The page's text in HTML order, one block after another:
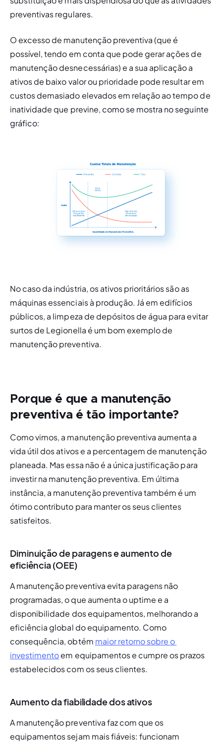
preventivas regulares.
O excesso de manutenção preventiva (que é
possível, tendo em conta que pode gerar ações de
manutenção desnecessárias) e a sua aplicação a
ativos de baixo valor ou prioridade pode resultar em
custos demasiado elevados em relação ao tempo de
inatividade que previne, como se mostra no seguinte
gráfico:
No caso da indústria, os ativos prioritários são as
máquinas essenciais à produção. Já em edifícios
públicos, a limpeza de depósitos de água para evitar
surtos de Legionella é um bom exemplo de
manutenção preventiva.
Porque é que a manutenção
preventiva é tão importante?
Como vimos, a manutenção preventiva aumenta a
vida útil dos ativos e a percentagem de manutenção
planeada. Mas essa não é a única justificação para
investir na manutenção preventiva. Em última
instância, a manutenção preventiva também é um
ótimo contributo para manter os seus clientes
satisfeitos.
Diminuição de paragens e aumento de
eficiência (OEE)
A manutenção preventiva evita paragens não
programadas, o que aumenta o uptime
disponibilidade dos equipamentos, melhorando a
eficiência global do equipamento. Como
consequência, obtém maior retorno sobre o
investimento em equipamentos e cumpre os prazos
estabelecidos com os seus clientes.
Aumento da fiabilidade dos ativos
A manutenção preventiva faz com que os
equipamentos sejam mais fiáveis: funcionam